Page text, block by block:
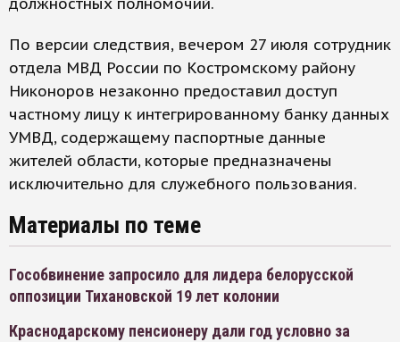
должностных полномочий.
По версии следствия, вечером 27 июля сотрудник
отдела МВД России по Костромскому району
Никоноров незаконно предоставил доступ
частному лицу к интегрированному банку данных
УМВД, содержащему паспортные данные
жителей области, которые предназначены
исключительно для служебного пользования.
Материалы по теме
Гособвинение запросило для лидера белорусской
оппозиции Тихановской 19 лет колонии
Краснодарскому пенсионеру дали год условно за